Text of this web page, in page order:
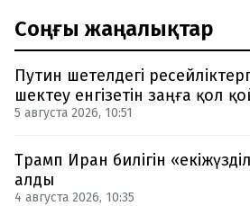
Соңғы жаңалықтар
Путин шетелдегі
шектеу енгізетін заңға қол
5 августа 2026, 10:51
Трамп Иран билігін
алды
4 августа 2026, 10:35